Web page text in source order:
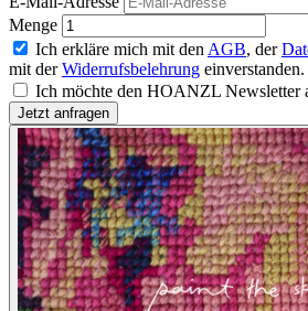
Menge
Ich erkläre mich mit den AGB, der
mit derWiderrufsbelehrung einverstanden.
Ich möchte den HOANZL Newsletter